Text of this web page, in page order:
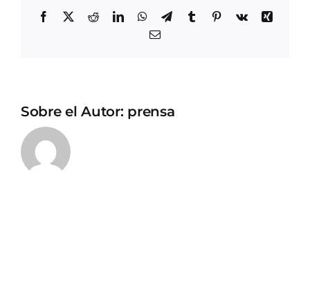
Facebook
X RedditLinkedInWhatsApp
TelegramTumblrPinterest
Vk
Xing
Correo
Sobre el Autor: prensa